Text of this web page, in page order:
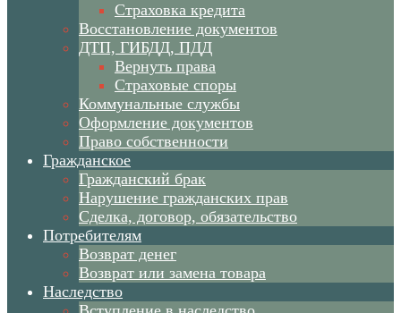
Страховка кредита
Восстановление документов
ДТП, ГИБДД, ПДД
Вернуть права
Страховые споры
Коммунальные службы
Оформление документов
Право собственности
Гражданское
Гражданский брак
Нарушение гражданских прав
Сделка, договор, обязательство
Потребителям
Возврат денег
Возврат или замена товара
Наследство